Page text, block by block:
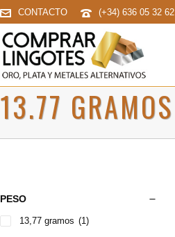
CONTACTO (+34) 636 05 32 62
13.77 GRAMOS
PESO
13,77 gramos (1)